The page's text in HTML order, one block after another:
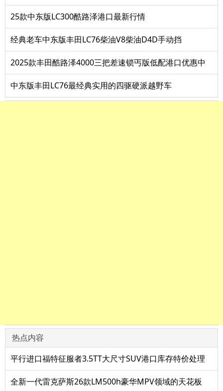
25款中东版LC300酷路泽港口最新行情
经典老车中东版丰田LC76柴油V8柴油D4D手动挡
2025款丰田酷路泽4000三把差速锁丐版低配港口优惠中
中东版丰田LC76最经典实用的四驱硬派越野车
热点内容
平行进口福特征服者3.5TT大尺寸SUV港口库存特价处理
全新一代雷克萨斯26款LM500h豪华MPV领域的天花板